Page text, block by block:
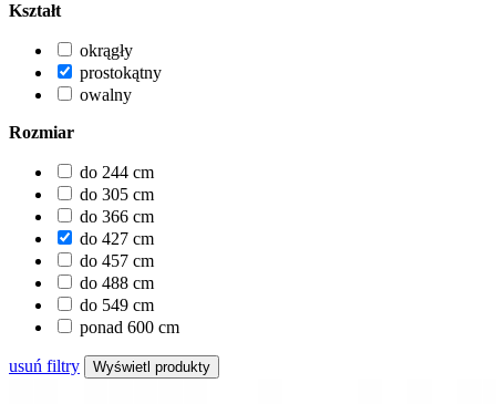
Kształt
okrągły
prostokątny
owalny
Rozmiar
do 244 cm
do 305 cm
do 366 cm
do 427 cm
do 457 cm
do 488 cm
do 549 cm
ponad 600 cm
usuń filtry